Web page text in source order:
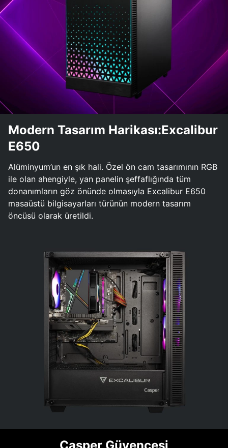
Modern Tasarım Harikası:Excalibur
E650
Alüminyum’un en şık hali. Özel ön cam tasarımının RGB
ile olan ahengiyle, yan panelin şeffaflığında tüm
donanımların göz önünde olmasıyla Excalibur E650
masaüstü bilgisayarları türünün modern tasarım
öncüsü olarak üretildi.